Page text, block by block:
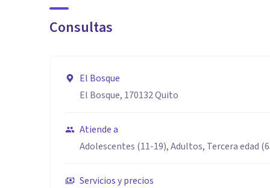
Mi objetivo es brindar un espacio seguro y empático
Consultas
El Bosque
El Bosque, 170132 Quito
Atiende a
Adolescentes (11-19), Adultos, Tercera edad
Servicios y precios